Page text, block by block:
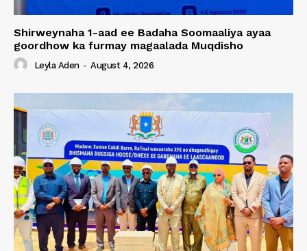
Shirweynaha 1-aad ee Badaha Soomaaliya ayaa
goordhow ka furmay magaalada Muqdisho
Leyla Aden - August 4, 2026